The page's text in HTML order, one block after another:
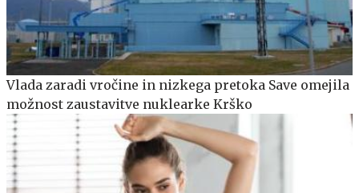
Vlada zaradi vročine in nizkega pretoka Save omejila
možnost zaustavitve nuklearke Krško